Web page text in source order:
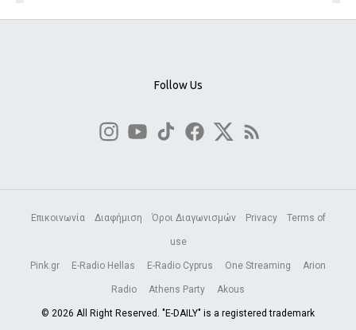
Follow Us
Επικοινωνία Διαφήμιση Όροι Διαγωνισμών Privacy Terms of
use
Pink.gr E-Radio Hellas E-Radio Cyprus One Streaming Arion
Radio Athens Party Akous
© 2026 All Right Reserved. "E-DAILY" is a registered trademark